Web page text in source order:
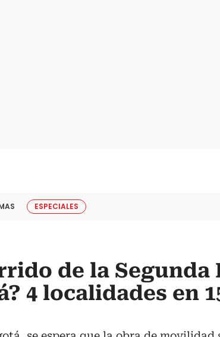
ESPECIALES
de la Segunda
4 localidades en